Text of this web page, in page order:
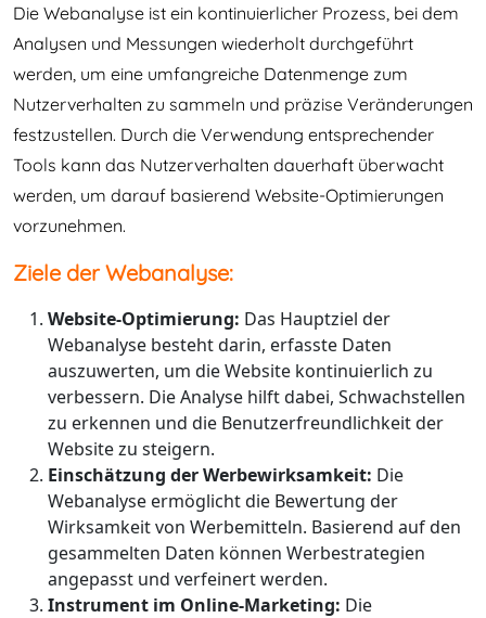
Die Webanalyse ist ein kontinuierlicher Prozess, bei dem
Analysen und Messungen wiederholt durchgeführt
werden, um eine umfangreiche Datenmenge zum
Nutzerverhalten zu sammeln und präzise Veränderungen
festzustellen. Durch die Verwendung entsprechender
Tools kann das Nutzerverhalten dauerhaft überwacht
werden, um darauf basierend Website-Optimierungen
vorzunehmen.
Ziele der Webanalyse:
Website-Optimierung: Das Hauptziel der
Webanalyse besteht darin, erfasste Daten
auszuwerten, um die Website kontinuierlich zu
verbessern. Die Analyse hilft dabei, Schwachstellen
zu erkennen und die Benutzerfreundlichkeit der
Website zu steigern.
Einschätzung der Werbewirksamkeit: Die
Webanalyse ermöglicht die Bewertung der
Wirksamkeit von Werbemitteln. Basierend auf den
gesammelten Daten können Werbestrategien
angepasst und verfeinert werden.
Instrument im Online-Marketing: Die